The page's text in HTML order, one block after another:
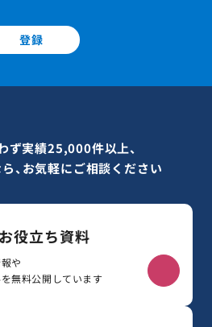
登録
ず実績25,000件以上、
、お気軽にご相談ください
お役立ち資料
や
無料公開しています